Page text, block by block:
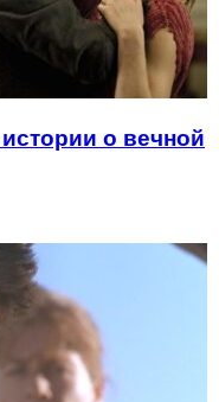
о вечной